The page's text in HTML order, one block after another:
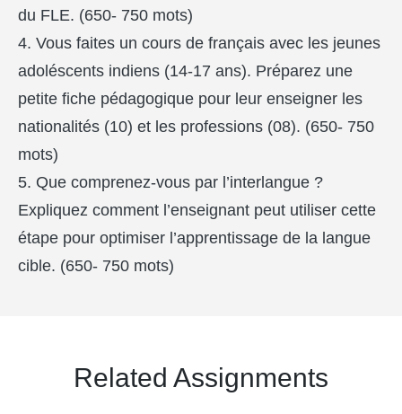
du FLE. (650- 750 mots)
4. Vous faites un cours de français avec les jeunes
adoléscents indiens (14-17 ans). Préparez une
petite fiche pédagogique pour leur enseigner les
nationalités (10) et les professions (08). (650- 750
mots)
5. Que comprenez-vous par l’interlangue ?
Expliquez comment l’enseignant peut utiliser cette
étape pour optimiser l’apprentissage de la langue
cible. (650- 750 mots)
Related Assignments